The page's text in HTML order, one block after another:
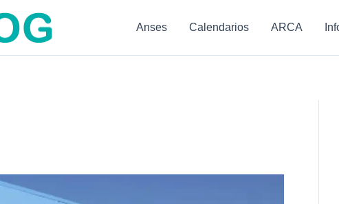
Anses Calendarios ARCA